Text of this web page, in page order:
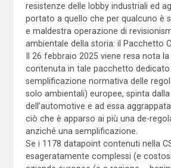
resistenze delle lobby industriali ed
portato a quello che per qualcuno è
e maldestra operazione di
ambientale della storia: il Pacchetto
Il 26 febbraio 2025 viene resa nota
contenuta in tale pacchetto dedicato
semplificazione normativa delle
solo ambientali) europee, spinta
dell’automotive e ad essa
ciò che è apparso ai più una de-
anziché una semplificazione.
Se i 1178 datapoint contenuti nella
esageratamente complessi (e